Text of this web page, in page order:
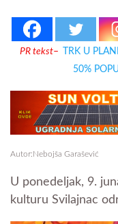
PR tekst–
TRK U
50%
Autor:Nebojša Garašević
U ponedeljak, 9.
kulturu Svilajnac